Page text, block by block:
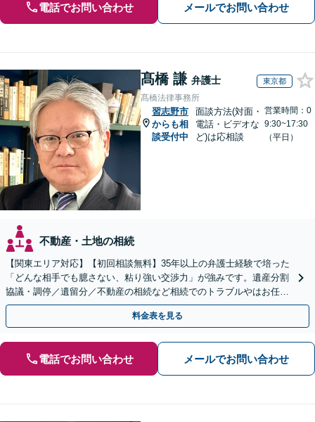
電話でお問い合わせ メールでお問い合わせ
髙橋 謙 弁護士 東京都
髙橋法律事務所
習志野市
からも相
談受付中
面談方法(対面・
電話・ビデオな
ど)は応相談
営業時間：0
9:30~17:30
（平日）
不動産・土地の相続
【関東エリア対応】【初回相談無料】35年以上の弁護士経験で培った
「どんな相手でも臆さない、粘り強い交渉力」が強みです。遺産分割
協議・調停／遺留分／不動産の相続など相続でのトラブルやはお任せ
ください。遺言書や生前贈与など生前対策にも注力
料金表を見る
電話でお問い合わせ メールでお問い合わせ